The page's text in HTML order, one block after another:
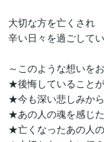
大切な方を亡くされ
辛い日々を過ごして
～このような想いを
★後悔していること
★今も深い悲しみか
★あの人の魂を感じ
★亡くなったあの人